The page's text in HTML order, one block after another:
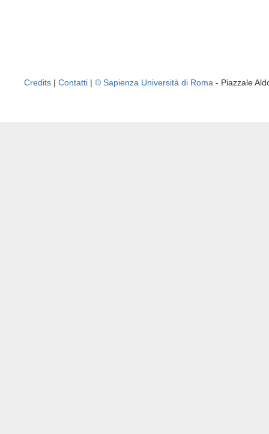
Credits | Contatti | © Sapienza Università di Roma - Piazzale